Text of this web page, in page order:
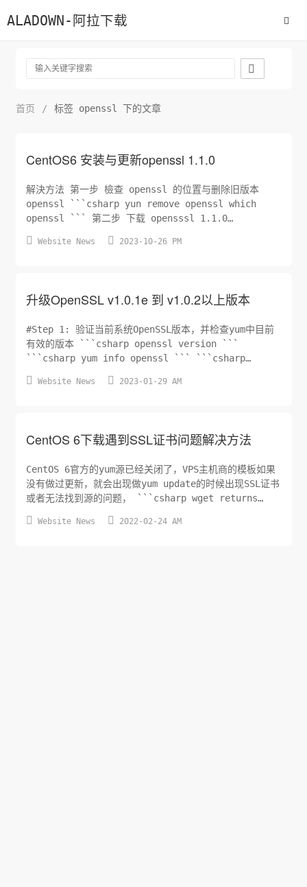
ALADOWN-阿拉下载

首页 / 标签 openssl 下的文章
CentOS6 安装与更新openssl 1.1.0
解決方法 第一步 檢查 openssl 的位置与删除旧版本
openssl ```csharp yun remove openssl which
openssl ``` 第二步 下载 opensssl 1.1.0
https://www.openssl.org/source/openssl-
 Website News  2023-10-26 PM
升级OpenSSL v1.0.1e 到 v1.0.2以上版本
#Step 1: 验证当前系统OpenSSL版本，并检查yum中目前
有效的版本 ```csharp openssl version ```
```csharp yum info openssl ``` ```csharp
x86_64 Version : 1.0.1e Release...
 Website News  2023-01-29 AM
CentOS 6下载遇到SSL证书问题解决方法
CentOS 6官方的yum源已经关闭了，VPS主机商的模板如果
没有做过更新，就会出现做yum update的时候出现SSL证书
或者无法找到源的问题， ```csharp wget returns
解决方法就是修改源地址未vulta的，但是今天遇到一个问
 Website News  2022-02-24 AM